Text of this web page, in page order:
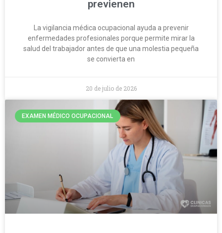
previenen
La vigilancia médica ocupacional ayuda a prevenir
enfermedades profesionales porque permite mirar la
salud del trabajador antes de que una molestia pequeña
se convierta en
20 de julio de 2026
EXAMEN MÉDICO OCUPACIONAL